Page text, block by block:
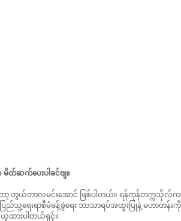
ဆက်ပေးပါခင်ဗျ။
ကတော့ တွယ်တာလမင်းအောင် ဖြစ်ပါတယ်။ ရန်ကုန်တက္ကသို
ာ ပြည်သူ့ရေးရာစီမံခန့်ခွဲရေး ဘာသာရပ်အထူးပြုနဲ့ မဟာတ
ယူထားပါတယ်ရှင့်။